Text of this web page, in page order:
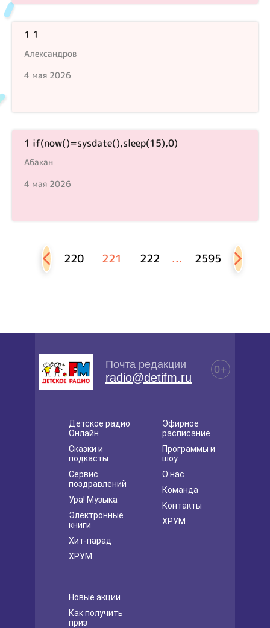
1 1
Александров
4 мая 2026
1 if(now()=sysdate(),sleep(15),0)
Абакан
4 мая 2026
220 221 222 ... 2595
Детское радио
Онлайн
Сказки и
подкасты
Сервис
поздравлений
Ура! Музыка
Электронные
книги
Хит-парад
ХРУМ
Эфирное
расписание
Программы и
шоу
О нас
Команда
Контакты
ХРУМ
Новые акции
Как получить
приз
Почта редакции
radio@detifm.ru
0+